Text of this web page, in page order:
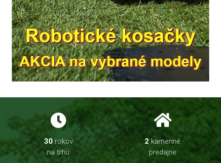
30rokov
na trhu
2 kamenné
predajne